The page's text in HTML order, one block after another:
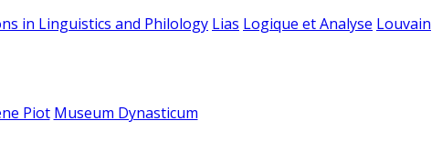
in Linguistics and Philology Lias Logique et Analyse Louvain
Piot Museum Dynasticum